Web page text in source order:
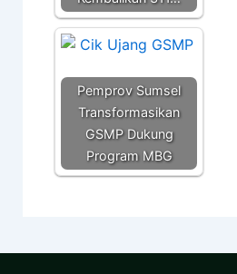
Pemprov Sumsel
Transformasikan
GSMP Dukung
Program MBG